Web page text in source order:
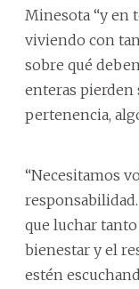
Minesota “y en
viviendo con
sobre qué
enteras pierden
pertenencia,
“Necesitamos
que luchar
bienestar y el
estén